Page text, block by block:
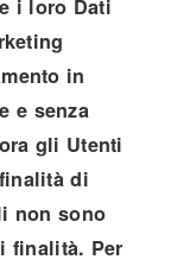
i loro Dati
in
e senza
gli Utenti
di
non sono
finalità. Per